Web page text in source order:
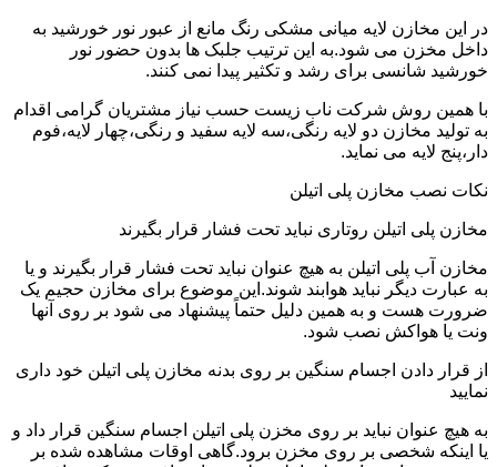
در این مخازن لایه میانی مشکی رنگ مانع از عبور نور خورشید به
داخل مخزن می شود.به این ترتیب جلبک ها بدون حضور نور
خورشید شانسی برای رشد و تکثیر پیدا نمی کنند.
با همین روش شرکت ناب زیست حسب نیاز مشتریان گرامی اقدام
به تولید مخازن دو لایه رنگی،سه لایه سفید و رنگی،چهار لایه،فوم
دار،پنج لایه می نماید.
نکات نصب مخازن پلی اتیلن
مخازن پلی اتیلن روتاری نباید تحت فشار قرار بگیرند
مخازن آب پلی اتیلن به هیچ عنوان نباید تحت فشار قرار بگیرند و یا
به عبارت دیگر نباید هوابند شوند.این موضوع برای مخازن حجیم یک
ضرورت هست و به همین دلیل حتماً پیشنهاد می شود بر روی آنها
ونت یا هواکش نصب شود.
از قرار دادن اجسام سنگین بر روی بدنه مخازن پلی اتیلن خود داری
نمایید
به هیچ عنوان نباید بر روی مخزن پلی اتیلن اجسام سنگین قرار داد و
یا اینکه شخصی بر روی مخزن برود.گاهی اوقات مشاهده شده بر